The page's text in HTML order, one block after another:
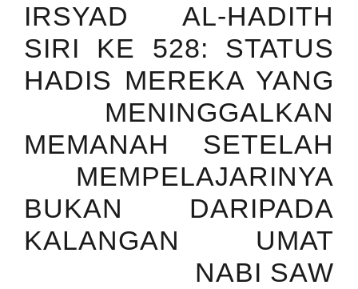
IRSYAD AL-HADITH
SIRI KE 528: STATUS
HADIS MEREKA YANG
MENINGGALKAN
MEMANAH SETELAH
MEMPELAJARINYA
BUKAN DARIPADA
KALANGAN UMAT
NABI SAW